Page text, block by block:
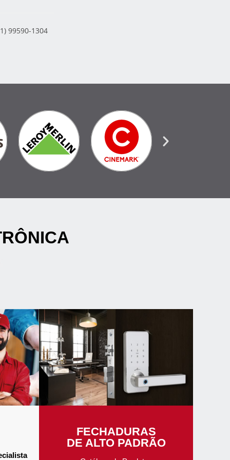
99590-1304
FECHADURAS
DE ALTO PADRÃO